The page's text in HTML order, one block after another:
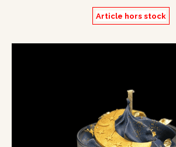
Article hors stock